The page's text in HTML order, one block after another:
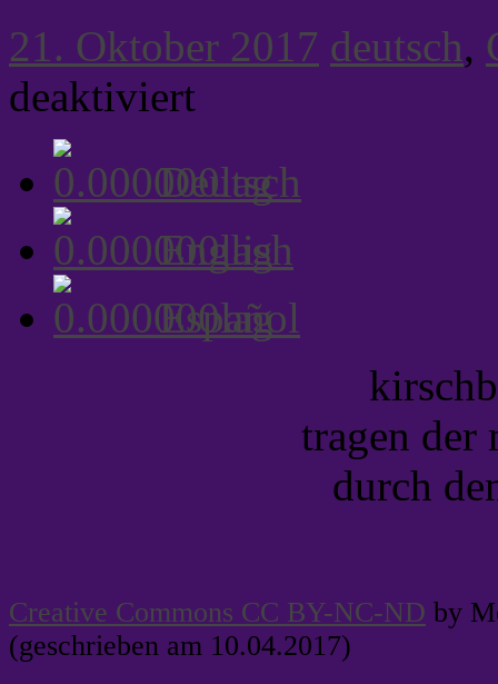
21. Oktober 2017 deutsch,
deaktiviert
Deutsch
English
Español
tragen der
durch
Creative Commons CC BY-NC-ND by
(geschrieben am 10.04.2017)